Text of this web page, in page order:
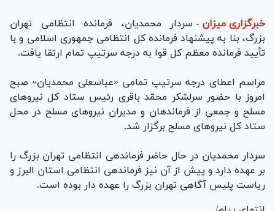
خبرگزاری میزان - سردار محمدیان، فرمانده انتظامی تهران
بزرگ، بنا به پیشنهاد فرمانده کل انتظامی جمهوری اسلامی و با
تأیید فرمانده معظم کل قوا به درجه سرتیپ تمام ارتقا یافت.
مراسم اعطای درجه سرتیپ تمامی «عباسعلی محمدیان» صبح
امروز با حضور سرلشکر محمّد باقری رئیس ستاد کل نیرو‌های
مسلح و جمعی از فرماندهان و مدیران نیرو‌های مسلح در محل
ستاد کل نیرو‌های مسلح برگزار شد.
سردار محمدیان در حال حاضر فرماندهی انتظامی تهران بزرگ را
بر عهده دارد و پیش از آن نیز فرماندهی انتظامی استان البرز و
ریاست پلیس آگاهی تهران بزرگ را عهده دار بوده است.